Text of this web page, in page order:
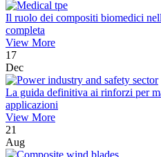
Il ruolo dei compositi biomedici
completa
View More
17
Dec
La guida definitiva ai rinforzi per
applicazioni
View More
21
Aug